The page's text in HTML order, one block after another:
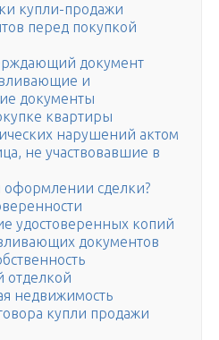
купли-продажи
перед покупкой
документ
и
документы
квартиры
нарушений актом
не участвовавшие в
оформлении сделки?
удостоверенных копий
документов
отделкой
недвижимость
купли продажи